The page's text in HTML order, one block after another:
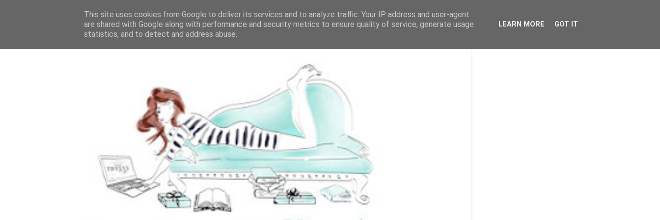
This site uses cookies from Google to deliver its services and to analyze traffic. Your IP address and user-agent
are shared with Google along with performance and security metrics to ensure quality of service, generate usage
statistics, and to detect and address abuse.
LEARN MORE GOT IT